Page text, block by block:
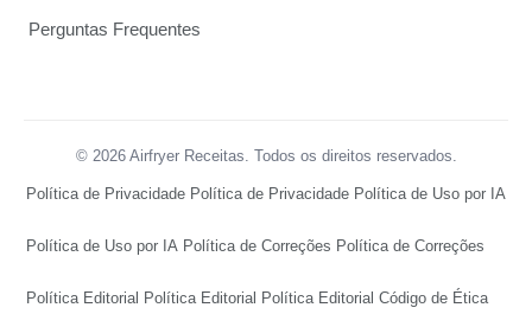
Perguntas Frequentes
© 2026 Airfryer Receitas. Todos os direitos reservados.
Política de Privacidade Política de Privacidade Política de Uso por IA
Política de Uso por IA Política de Correções Política de Correções
Política Editorial Política Editorial Política Editorial Código de Ética